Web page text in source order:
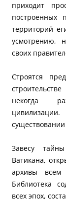
приходит
построенных
территорий
усмотрению,
своих
Строятся
некогда
Завесу
Ватикана,
архивы всем
Библиотека
всех эпох,